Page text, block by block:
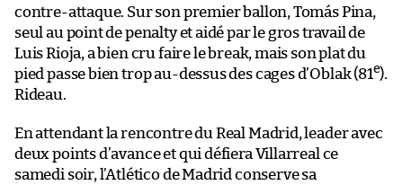
contre-attaque. Sur son premier ballon, Tomás Pina,
seul au point de penalty et aidé par le gros travail de
Luis Rioja, a bien cru faire le break, mais son plat du
pied passe bien trop au-dessus des cages d’Oblak (81e).
Rideau.
En attendant la rencontre du Real Madrid, leader avec
deux points d’avance et qui défiera Villarreal ce
samedi soir, l’Atlético de Madrid conserve sa